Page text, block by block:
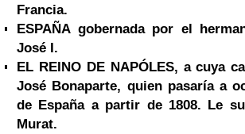
Francia.
ESPAÑA gobernada por el
José I.
EL REINO DE NAPÓLES, a cuya
José Bonaparte, quien pasaría a
de España a partir de 1808. Le
Murat.